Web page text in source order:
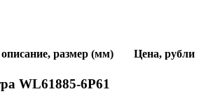
размер (мм) Цена, рубли
WL61885-6P61